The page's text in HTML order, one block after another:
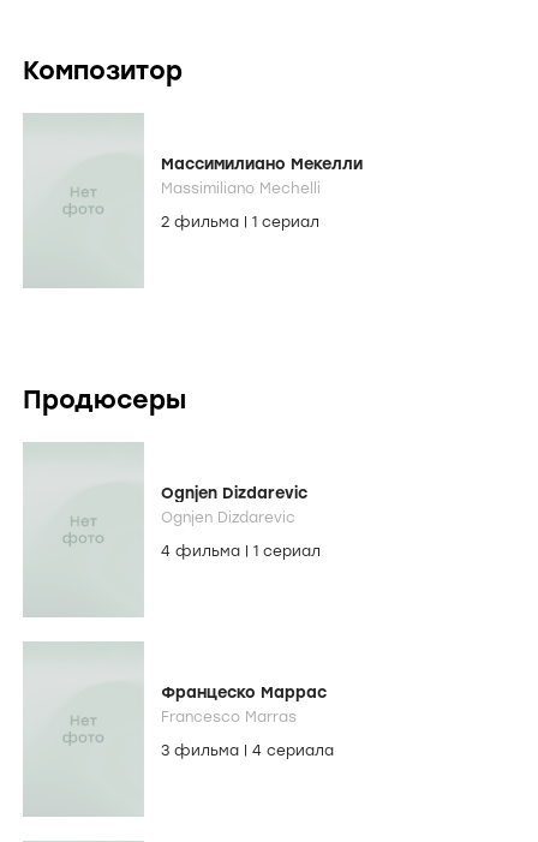
Композитор
Массимилиано Мекелли
Massimiliano Mechelli
2 фильма
1 сериал
Продюсеры
Ognjen Dizdarevic
Ognjen Dizdarevic
4 фильма
1 сериал
Францеско Маррас
Francesco Marras
3 фильма
4 сериала